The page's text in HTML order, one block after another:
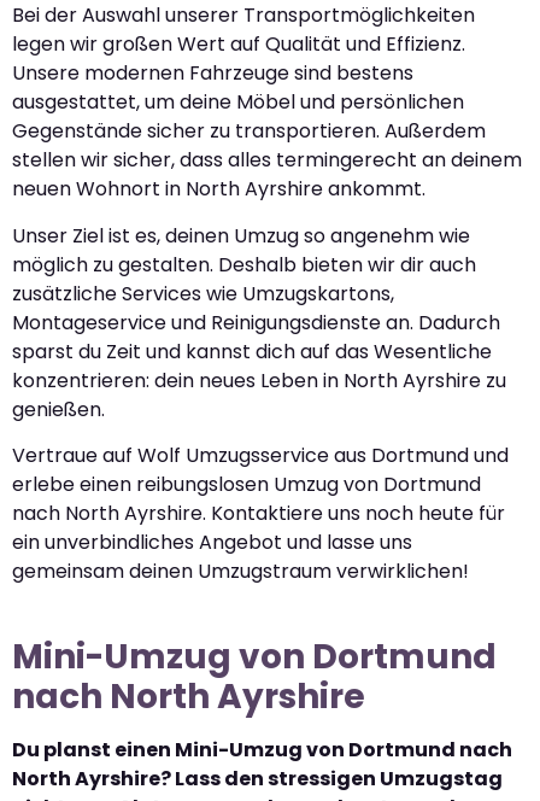
Bei der Auswahl unserer Transportmöglichkeiten
legen wir großen Wert auf Qualität und Effizienz.
Unsere modernen Fahrzeuge sind bestens
ausgestattet, um deine Möbel und persönlichen
Gegenstände sicher zu transportieren. Außerdem
stellen wir sicher, dass alles termingerecht an deinem
neuen Wohnort in North Ayrshire ankommt.
Unser Ziel ist es, deinen Umzug so angenehm wie
möglich zu gestalten. Deshalb bieten wir dir auch
zusätzliche Services wie Umzugskartons,
Montageservice und Reinigungsdienste an. Dadurch
sparst du Zeit und kannst dich auf das Wesentliche
konzentrieren: dein neues Leben in North Ayrshire zu
genießen.
Vertraue auf Wolf Umzugsservice aus Dortmund und
erlebe einen reibungslosen Umzug von Dortmund
nach North Ayrshire. Kontaktiere uns noch heute für
ein unverbindliches Angebot und lasse uns
gemeinsam deinen Umzugstraum verwirklichen!
Mini-Umzug von Dortmund
nach North Ayrshire
Du planst einen Mini-Umzug von Dortmund nach
North Ayrshire? Lass den stressigen Umzugstag